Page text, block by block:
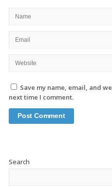
Save my name, email, and
next time I comment.
Search